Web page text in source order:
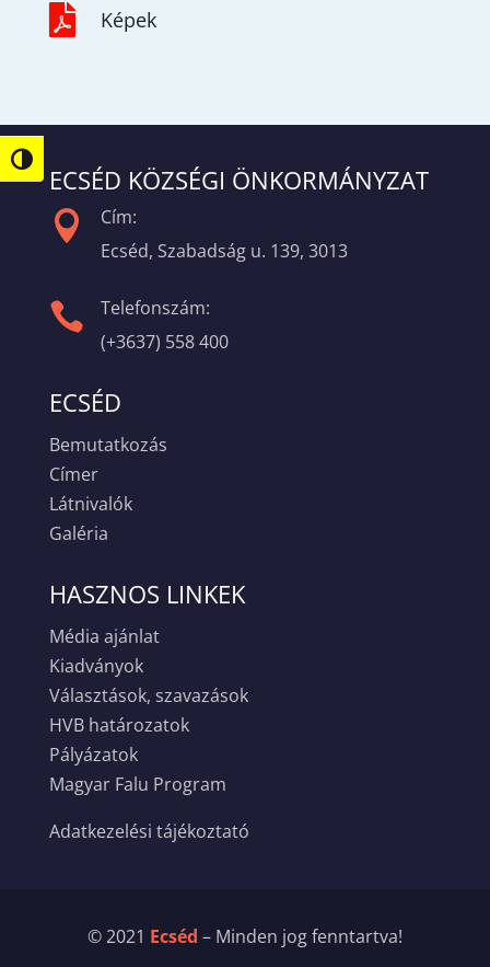
Nagy kontraszt váltása
 Képek
ECSÉD KÖZSÉGI ÖNKORMÁNYZAT

Cím:
Ecséd, Szabadság u. 139, 3013

Telefonszám:
(+3637) 558 400
ECSÉD
Bemutatkozás
Címer
Látnivalók
Galéria
HASZNOS LINKEK
Média ajánlat
Kiadványok
Választások, szavazások
HVB határozatok
Pályázatok
Magyar Falu Program
Adatkezelési tájékoztató
© 2021 Ecséd – Minden jog fenntartva!